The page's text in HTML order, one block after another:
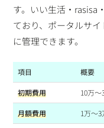
す。いい生活・rasisa
ており、ポータルサ
に管理できます。
項目 概要
初期費用 10万〜
月額費用 1万〜3